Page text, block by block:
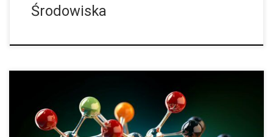
Środowiska
Sativex był pierwszym lekiem na bazie konopi, który został